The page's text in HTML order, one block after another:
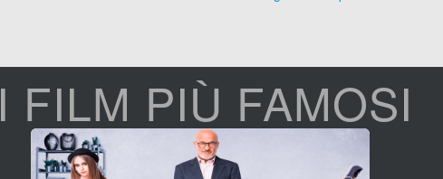
I FILM PIÙ FAMOSI